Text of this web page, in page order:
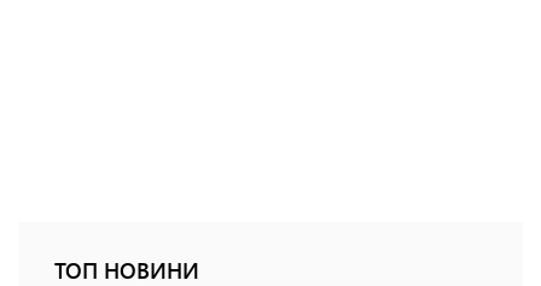
ТОП НОВИНИ